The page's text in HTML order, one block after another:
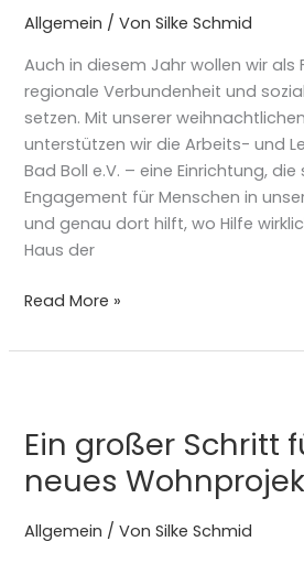
Allgemein / VonSilke Schmid
Auch in diesem Jahr wollen wir als
regionale Verbundenheit und
setzen. Mit unserer
unterstützen wir die Arbeits- und
Bad Boll e.V. – eine Einrichtung,
Engagement für Menschen in
und genau dort hilft, wo Hilfe
Haus der
ankommt
und
Gutes
wachsen
kann
✨
Read More »
Ein großer Schritt
neues
Allgemein / VonSilke Schmid
Schritt
unser
neues
Wohnprojekt